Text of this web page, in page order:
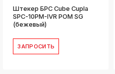
Штекер БРС Cube Cupla
SPC-10PM-IVR POM SG
(бежевый)
ЗАПРОСИТЬ